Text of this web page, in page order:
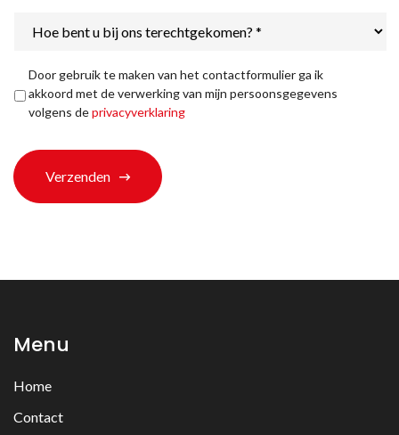
bent
ons
terechtgekomen?
Privacyverklaring *
Door gebruik te maken van het contactformulier ga ik
akkoord met de verwerking van mijn persoonsgegevens
volgens deprivacyverklaring
Verzenden
Menu
Home
Contact